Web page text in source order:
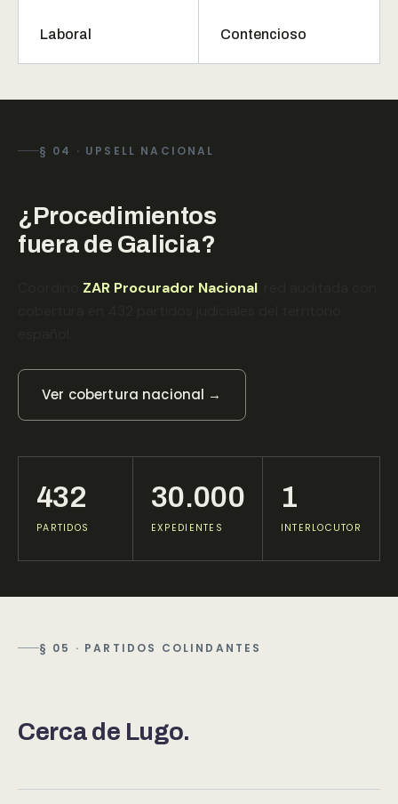
Laboral Contencioso
§ 04 · UPSELL NACIONAL
¿Procedimientos
fuera de Galicia?
ZAR Procurador Nacional
Ver cobertura nacional →
432
PARTIDOS
30.000
EXPEDIENTES
1
INTERLOCUTOR
§ 05 · PARTIDOS COLINDANTES
Cerca de Lugo.